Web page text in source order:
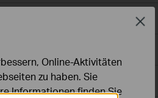
Online-Aktivitäten
zu haben. Sie
Informationen finden Sie
Close